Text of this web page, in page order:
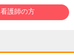
看護師の方